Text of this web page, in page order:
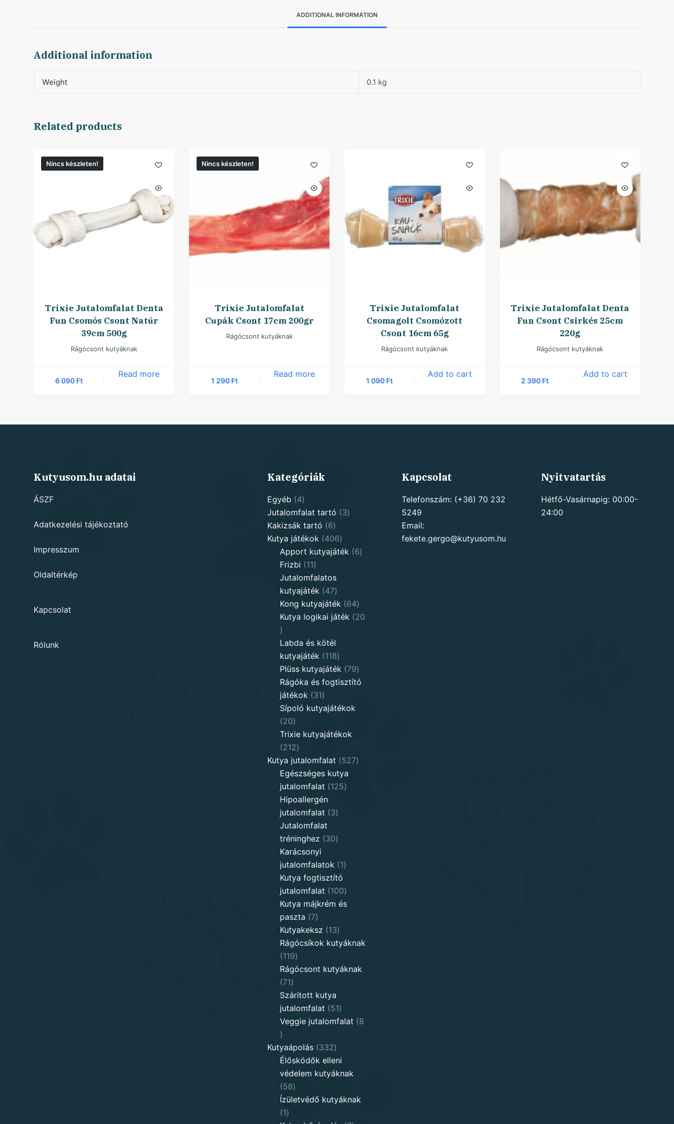
ADDITIONAL INFORMATION
Additional information
Weight 0.1 kg
Related products
Nincs készleten!
Trixie Jutalomfalat Denta
Fun Csomós Csont Natúr
39cm 500g
Rágócsont kutyáknak
6 090 Ft
Read more
Nincs készleten!
Trixie Jutalomfalat
Cupák Csont 17cm 200gr
Rágócsont kutyáknak
1 290 Ft
Read more
Trixie Jutalomfalat
Csomagolt Csomózott
Csont 16cm 65g
Rágócsont kutyáknak
1 090 Ft
Add to cart
Trixie Jutalomfalat Denta
Fun Csont Csirkés 25cm
220g
Rágócsont kutyáknak
2 390 Ft
Add to cart
Kutyusom.hu adatai
ÁSZF
Adatkezelési tájékoztató
Impresszum
Oldaltérkép
Kapcsolat
Rólunk
Kategóriák
Egyéb 44
products
Jutalomfalat tartó 33
Kakizsák tartó 66
products
Kutya játékok 406406
products
Apport kutyajáték 66
Frizbi 1111
products
Jutalomfalatos
kutyajáték
4747
products
Kong kutyajáték 6464
products
Kutya logikai játék
20
20
products
Labda és kötél
kutyajáték
118118
products
Plüss kutyajáték 7979
products
Rágóka és fogtisztító
játékok
3131
products
Sípoló kutyajátékok
2020
products
Trixie kutyajátékok
212212
products
Kutya jutalomfalat 527527
Egészséges kutya
jutalomfalat
125125
Hipoallergén
jutalomfalat
33
Jutalomfalat
tréninghez
3030
Karácsonyi
jutalomfalatok
11
Kutya fogtisztító
jutalomfalat
100100
products
Kutya májkrém és
paszta
77
products
Kutyakeksz 1313
products
Rágócsíkok kutyáknak
119119
products
Rágócsont kutyáknak
7171
products
Szárított kutya
jutalomfalat
5151
products
Veggie jutalomfalat
8
8
products
Kutyaápolás 332332
products
Élősködők elleni
védelem kutyáknak
5858
products
Ízületvédő kutyáknak
11
Kapcsolat
Telefonszám: (+36) 70 232
5249
Email:
fekete.gergo@kutyusom.hu
Nyitvatartás
Hétfő-Vasárnapig: 00:00-
24:00